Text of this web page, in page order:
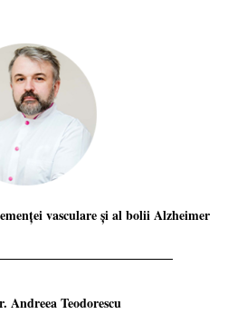
vasculare și al bolii Alzheimer
Andreea Teodorescu